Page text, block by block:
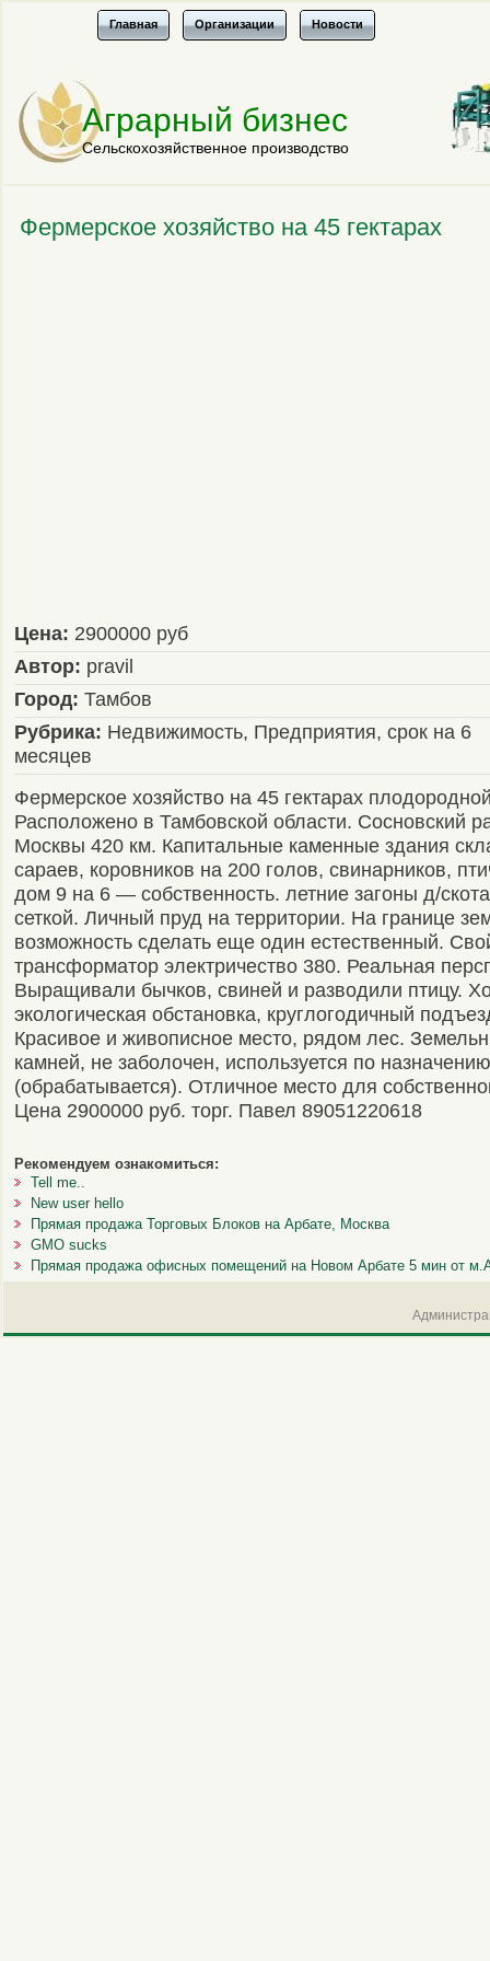
Главная Организации Новости
Аграрный бизнес
Сельскохозяйственное производство
Фермерское хозяйство на 45 гектарах
Цена: 2900000 руб
Автор: pravil
Город: Тамбов
Рубрика: Недвижимость, Предприятия, срок на 6
месяцев
Фермерское хозяйство на 45 гектарах
Расположено в Тамбовской области. Сосновский
Москвы 420 км. Капитальные каменные здания
сараев, коровников на 200 голов, свинарников,
дом 9 на 6 — собственность. летние загоны д/
сеткой. Личный пруд на территории. На границе
возможность сделать еще один естественный.
трансформатор электричество 380. Реальная
Выращивали бычков, свиней и разводили птицу.
экологическая обстановка, круглогодичный
Красивое и живописное место, рядом лес.
камней, не заболочен, используется по назначению
(обрабатывается). Отличное место для
Цена 2900000 руб. торг. Павел 89051220618
Рекомендуем ознакомиться:
Tell me..
New user hello
Прямая продажа Торговых Блоков на Арбате, Москва
GMO sucks
Прямая продажа офисных помещений на Новом Арбате 5 мин от